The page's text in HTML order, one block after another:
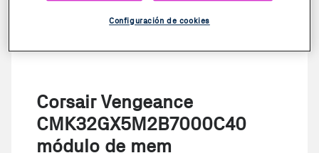
Corsair Vengeance
CMK32GX5M2B7000C40
módulo de mem
Configuración de cookies